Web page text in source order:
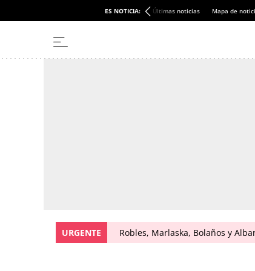
ES NOTICIA: Últimas noticias Mapa de
URGENTE Robles, Marlaska, Bolaños y